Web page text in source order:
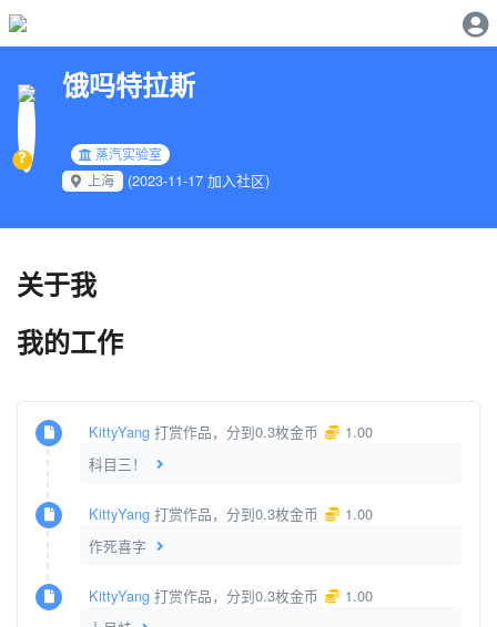
饿吗特拉斯
蒸汽实验室
上海
(2023-11-17 加入社区)
关于我
我的工作
KittyYang 打赏作品，分到0.3枚金币
1.00
科目三！
KittyYang 打赏作品，分到0.3枚金币
1.00
作死喜字
KittyYang 打赏作品，分到0.3枚金币
1.00